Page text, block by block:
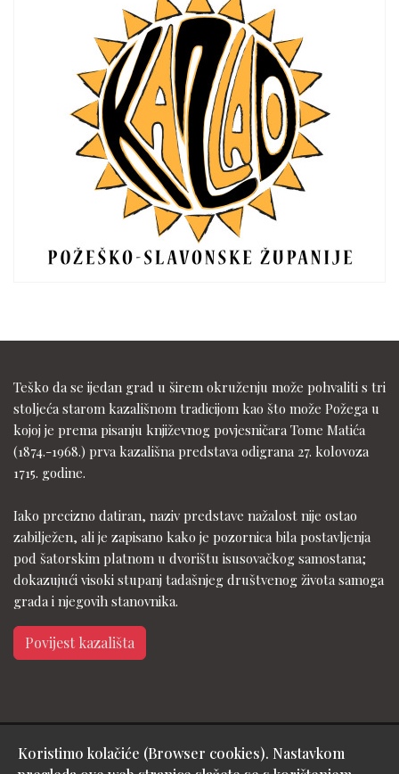
Teško da se ijedan grad u širem okruženju može pohvaliti s tri
stoljeća starom kazališnom tradicijom kao što može Požega u
kojoj je prema pisanju književnog povjesničara Tome Matića
(1874.-1968.) prva kazališna predstava odigrana 27. kolovoza
1715. godine.
Iako precizno datiran, naziv predstave nažalost nije ostao
zabilježen, ali je zapisano kako je pozornica bila postavljenja
pod šatorskim platnom u dvorištu isusovačkog samostana;
dokazujući visoki stupanj tadašnjeg društvenog života samoga
grada i njegovih stanovnika.
Povijest kazališta
Copyright © Gradsko kazalište Požega - design & hosting by:
Koristimo kolačiće (Browser cookies). Nastavkom